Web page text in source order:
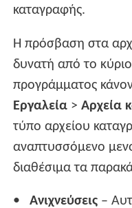
καταγραφής.
Η πρόσβαση στα
δυνατή από το
προγράμματος
Εργαλεία >Αρχεία
τύπο αρχείου
αναπτυσσόμενο
διαθέσιμα τα
Ανιχνεύσεις –